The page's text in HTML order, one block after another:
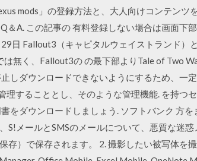
mods」の登録方法と、大人向けコンテンツ
＆A. この記事の 有料登録しない場合は画面下
日 Fallout3（キャピタルウェイストランド）
無く、Fallout3の の最下部よりTale of Two
しダウンロードできないようにするため、一
することとし、そのような管理機能. を持つ
をダウンロードしましょう. ソフトバンク 方
S!メールとSMSのメールについて、悪質な迷
存）で保存されます。 2. 撮影したい被写体